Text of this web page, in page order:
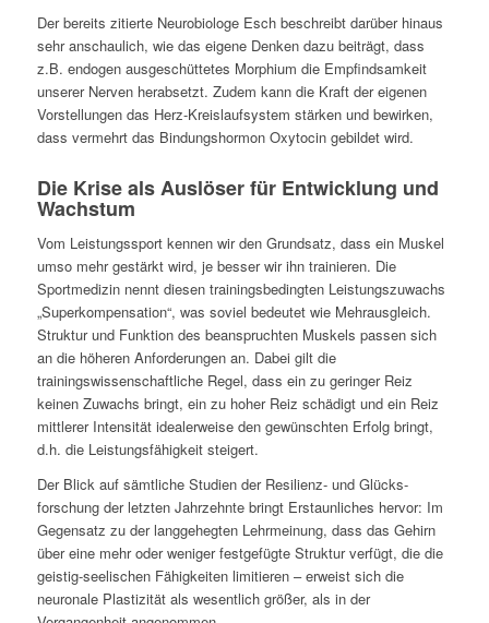
Der bereits zitierte Neurobiologe Esch beschreibt darüber hinaus
sehr anschaulich, wie das eigene Denken dazu beiträgt, dass
z.B. endogen ausgeschüttetes Morphium die Empfindsamkeit
unserer Nerven herabsetzt. Zudem kann die Kraft der eigenen
Vorstellungen das Herz-Kreislaufsys­tem stärken und bewirken,
dass vermehrt das Bindungs­hormon Oxytocin gebildet wird.
Die Krise als Auslöser für Entwicklung und
Wachstum
Vom Leistungssport kennen wir den Grundsatz, dass ein Muskel
umso mehr gestärkt wird, je besser wir ihn trainie­ren. Die
Sportmedizin nennt diesen trainingsbedingten Leistungszuwachs
„Superkompensation“, was soviel be­deutet wie Mehrausgleich.
Struktur und Funktion des bean­spruchten Muskels passen sich
an die höheren Anforderun­gen an. Dabei gilt die
trainingswissenschaftliche Regel, dass ein zu geringer Reiz
keinen Zuwachs bringt, ein zu hoher Reiz schädigt und ein Reiz
mittlerer Intensität ideal­erweise den gewünschten Erfolg bringt,
d.h. die Leistungs­fähigkeit steigert.
Der Blick auf sämtliche Studien der Resilienz- und Glücks­
forschung der letzten Jahrzehnte bringt Erstaunliches her­vor: Im
Gegensatz zu der langgehegten Lehrmeinung, dass das Gehirn
über eine mehr oder weniger festgefügte Struktur verfügt, die die
geistig-seelischen Fähigkeiten limitieren – erweist sich die
neuronale Plastizität als wesentlich größer, als in der